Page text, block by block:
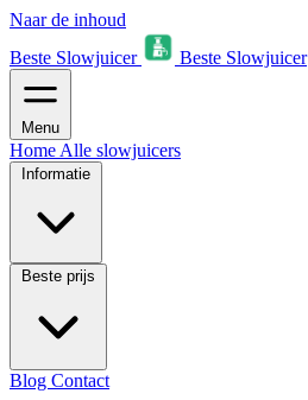
Naar de inhoud
Beste Slowjuicer
Beste Slowjuicer
Menu
Home Alle slowjuicers
Informatie
Beste prijs
Blog Contact